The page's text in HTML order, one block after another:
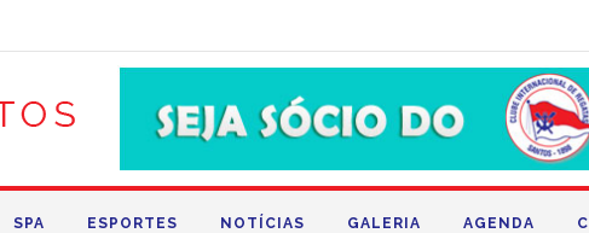
SPA ESPORTES NOTÍCIAS GALERIA AGENDA